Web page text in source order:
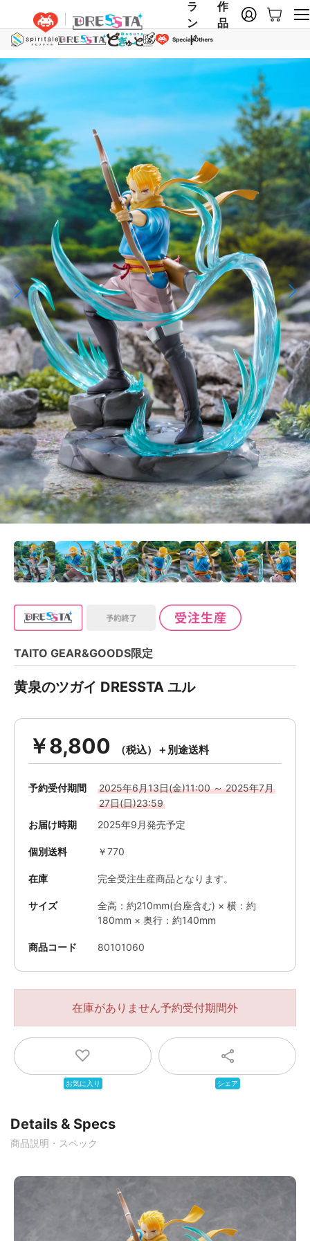
ラ
ン
ド
作
品
黄泉のツガイ DRESSTA ユル
TAITO GEAR&GOODS限定
￥8,800
商品コード 80101060
予約受付期間
2025年6月13日(金)11:00 ～ 2025年7月
27日(日)23:59
お届け時期
2025年9月発売予定
サイズ
全高：約210mm(台座含む) × 横：約
180mm × 奥行：約140mm
個別送料 ￥770
在庫 完全受注生産商品となります。
在庫がありません
Details & Specs
商品説明・スペック